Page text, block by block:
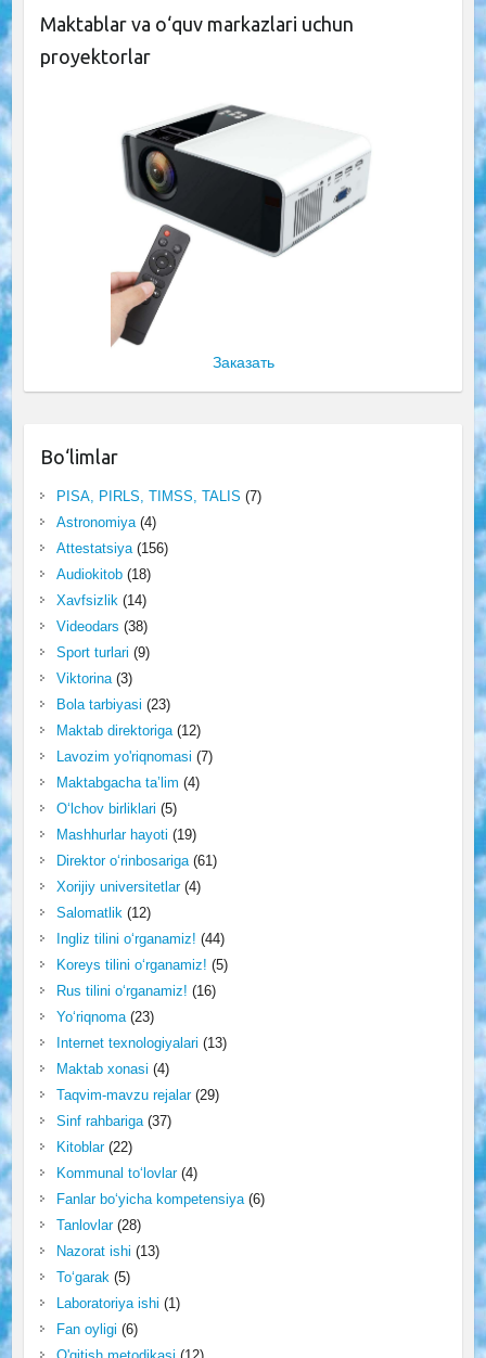
Maktablar va o‘quv markazlari uchun
proyektorlar
Заказать
Bo‘limlar
PISA, PIRLS, TIMSS, TALIS (7)
Astronomiya(4)
Attestatsiya(156)
Audiokitob(18)
Xavfsizlik(14)
Videodars (38)
Sport turlari (9)
Viktorina(3)
Bola tarbiyasi (23)
Maktab direktoriga(12)
Lavozim yo'riqnomasi (7)
Maktabgacha ta’lim (4)
O‘lchov birliklari (5)
Mashhurlar hayoti (19)
Direktor o‘rinbosariga(61)
Xorijiy universitetlar(4)
Salomatlik(12)
Ingliz tilini o‘rganamiz! (44)
Koreys tilini o‘rganamiz! (5)
Rus tilini o‘rganamiz! (16)
Yo‘riqnoma(23)
Internet texnologiyalari (13)
Maktab xonasi (4)
Taqvim-mavzu rejalar(29)
Sinf rahbariga(37)
Kitoblar(22)
Kommunal to‘lovlar(4)
Fanlar bo‘yicha kompetensiya(6)
Tanlovlar(28)
Nazorat ishi (13)
To‘garak(5)
Laboratoriya ishi (1)
Fan oyligi (6)